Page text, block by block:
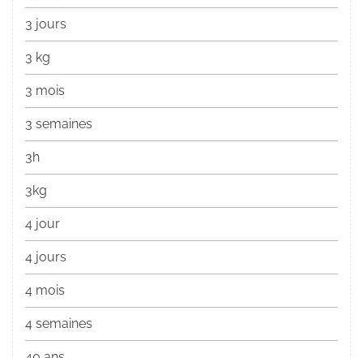
3 jours
3 kg
3 mois
3 semaines
3h
3kg
4 jour
4 jours
4 mois
4 semaines